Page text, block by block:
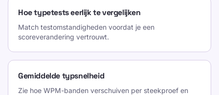
Hoe typetests eerlijk te vergelijken
Match testomstandigheden voordat je een
scoreverandering vertrouwt.
Gemiddelde typsnelheid
Zie hoe WPM-banden verschuiven per steekproef en